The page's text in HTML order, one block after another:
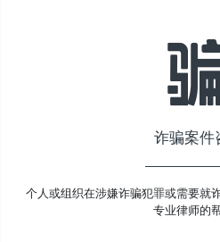
诈骗案件
个人或组织在涉嫌诈骗犯罪或需要就
专业律师的帮